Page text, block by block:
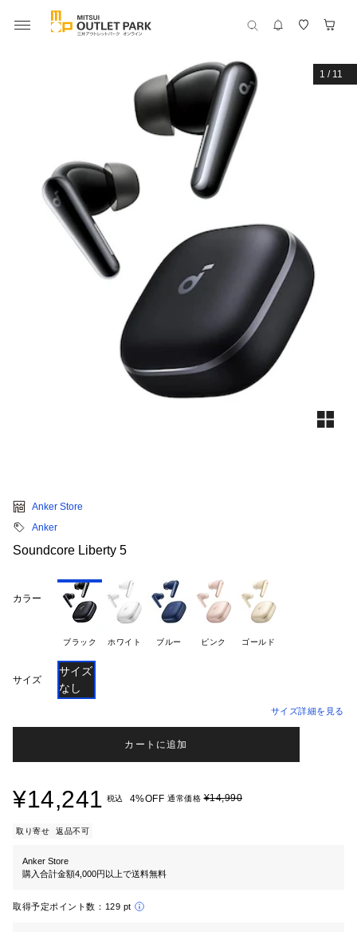
1 / 11
Anker Store
Anker
Soundcore Liberty 5
カラー
ブラック ホワイト ブルー ピンク ゴールド
サイズ
サイズ
なし
サイズ詳細を見る
カートに追加
¥14,241 税込 4%OFF 通常価格¥14,990
取り寄せ 返品不可
Anker Store
購入合計金額4,000円以上で送料無料
取得予定ポイント数： 129 pt